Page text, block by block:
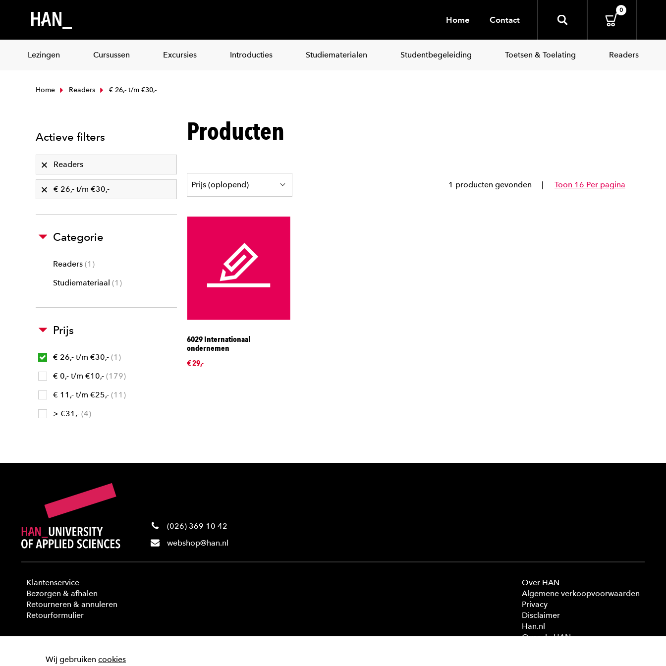
Home Contact
0
Lezingen Cursussen Excursies Introducties Studiematerialen Studentbegeleiding Toetsen & Toelating Readers
Home Readers € 26,- t/m €30,-
Actieve filters
Readers
€ 26,- t/m €30,-
Categorie
Readers 1
Studiemateriaal
1
Prijs
€ 26,- t/m €30,- 1
€ 0,- t/m €10,- 179
€ 11,- t/m €25,- 11
> €31,- 4
Producten
1 producten gevonden Toon 16 Per pagina
6029 Internationaal
ondernemen
€ 29,-
(026) 369 10 42
webshop@han.nl
Klantenservice
Bezorgen & afhalen
Retourneren & annuleren
Retourformulier
Over HAN
Algemene verkoopvoorwaarden
Privacy
Disclaimer
Han.nl
Over de HAN
Wij gebruiken cookies